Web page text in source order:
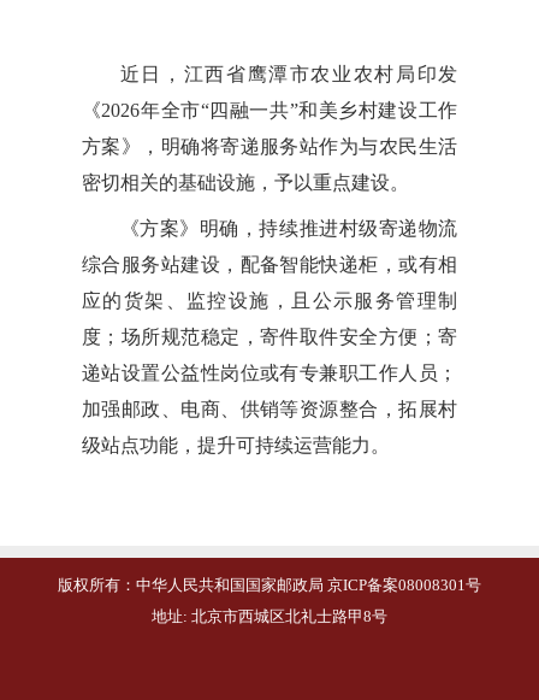
近日，江西省鹰潭市农业农村局印发
《2026年全市“四融一共”和美乡村建设工作
方案》，明确将寄递服务站作为与农民生活
密切相关的基础设施，予以重点建设。
《方案》明确，持续推进村级寄递物流
综合服务站建设，配备智能快递柜，或有相
应的货架、监控设施，且公示服务管理制
度；场所规范稳定，寄件取件安全方便；寄
递站设置公益性岗位或有专兼职工作人员；
加强邮政、电商、供销等资源整合，拓展村
级站点功能，提升可持续运营能力。
版权所有：中华人民共和国国家邮政局 京ICP备案08008301号
地址: 北京市西城区北礼士路甲8号